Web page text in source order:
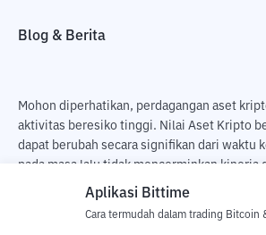
Blog & Berita
Mohon diperhatikan, perdagangan aset
aktivitas beresiko tinggi. Nilai Aset Kripto
dapat berubah secara signifikan dari waktu
pada masa lalu tidak mencerminkan kinerja
Terdapat risiko kehilangan sebagai dampak
pengguna. PT Utama Aset Digital Indonesia
Aplikasi Bittime
Cara termudah dalam trading Bitcoin